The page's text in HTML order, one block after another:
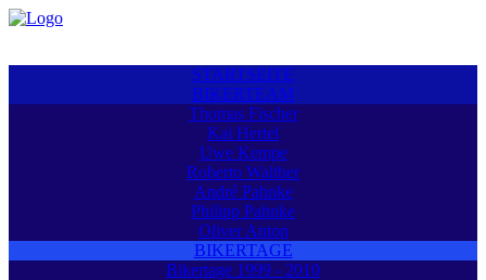
STARTSEITE
BIKERTEAM
Thomas Fischer
Kai Hertel
Uwe Kempe
Roberto Walther
André Pahnke
Philipp Pahnke
Oliver Anton
BIKERTAGE
Bikertage 1999 - 2010